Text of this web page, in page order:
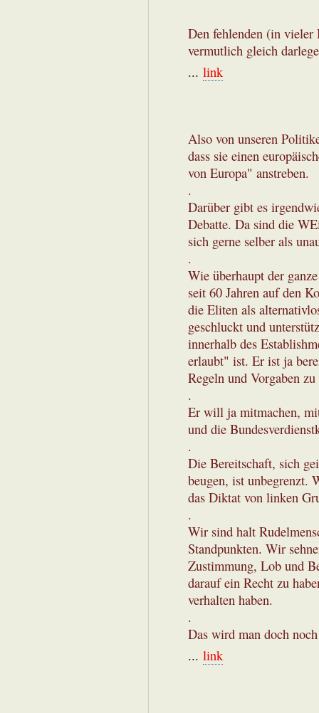
Den fehlenden (in vieler
vermutlich gleich
... link
Also von unseren
dass sie einen
von Europa" anstreben.
.
Darüber gibt es
Debatte. Da sind die
sich gerne selber als
.
Wie überhaupt der
seit 60 Jahren auf den
die Eliten als
geschluckt und
innerhalb des
erlaubt" ist. Er ist ja
Regeln und Vorgaben
.
Er will ja mitmachen,
und die
.
Die Bereitschaft, sich
beugen, ist unbegrenzt.
das Diktat von linken
.
Wir sind halt
Standpunkten. Wir
Zustimmung, Lob und
darauf ein Recht zu
verhalten haben.
.
Das wird man doch
... link